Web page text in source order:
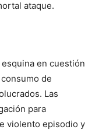
ataque.
en cuestión
de
Las
para
violento episodio y